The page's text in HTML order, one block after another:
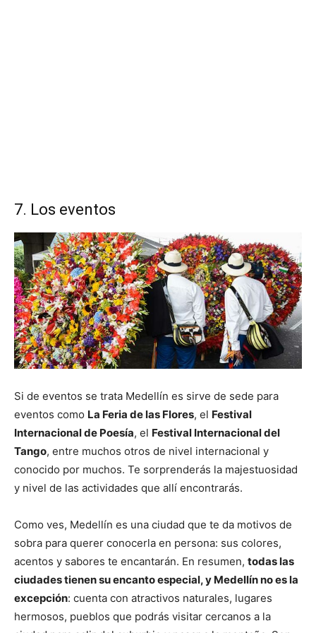
7. Los eventos
Si de eventos se trata Medellín es sirve de sede para
eventos como La Feria de las Flores, el Festival
Internacional de Poesía, el Festival Internacional del
Tango, entre muchos otros de nivel internacional y
conocido por muchos. Te sorprenderás la majestuosidad
y nivel de las actividades que allí encontrarás.
Como ves, Medellín es una ciudad que te da motivos de
sobra para querer conocerla en persona: sus colores,
acentos y sabores te encantarán. En resumen, todas las
ciudades tienen su encanto especial, y Medellín no es la
excepción: cuenta con atractivos naturales, lugares
hermosos, pueblos que podrás visitar cercanos a la